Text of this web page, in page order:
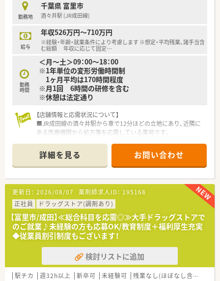
勤務地
千葉県 富里市
酒々井駅 (JR成田線)
給与
年収526万円～710万円
※経験・年齢・就業条件により考慮します ※想定・平均残業、諸手当含
む総額 年収に応じて固定…
勤務
時間
＜月～土＞09：00～18：00
※1年単位の変形労働時間制
1ヶ月平均は170時間程度
※月1回 6時間の研修を含む
※休憩は法定通り
【店舗情報と応需状況について】
■JR成田線の酒々井駅から車で12分ほどの立地にあり、近隣に
ある医療機関から処方箋を応需している薬局です。
薬剤師1名体制で一人ひとりの患者様に丁寧に向き合えます。
■開局時間は平日9時から18時までとなっており、枚数少なめの
為、安定したリズムで勤務が可能です。
【法人特徴について】
■千葉県を中心に調剤薬局やドラッグストアを約100店舗展開
し、介護事業や予防事業まで幅広く手がけている企業です。
■セルフメディケーションと在宅医療を両輪で推進しており、多
職種が連携して地域の健康をトータルサポートしています。
■研修認定薬剤師制度の奨励や独自の教育システムを導入し、薬
剤師の専門性を高め続けるための育成環境に力を注いでいま
す。
【勤務実態について】
■勤務時間は18時までと早く、残業もほとんど発生しない環境
詳細を見る お問い合わせ
更新日： 2026/08/07 薬剤師求人ID： 195168
正社員
ドラッグストア(調剤あり)
【富里市/成田】≪総合科目を応需◎≫大手ドラッグストアで
のご就業♪未経験の方も応募OK/教育制度＋福利厚生充実
◆従業員割引制度もございます！
検討リストに追加
駅チカ 週32h以上 新卒可 未経験可 残業なし(ほぼなし含む)